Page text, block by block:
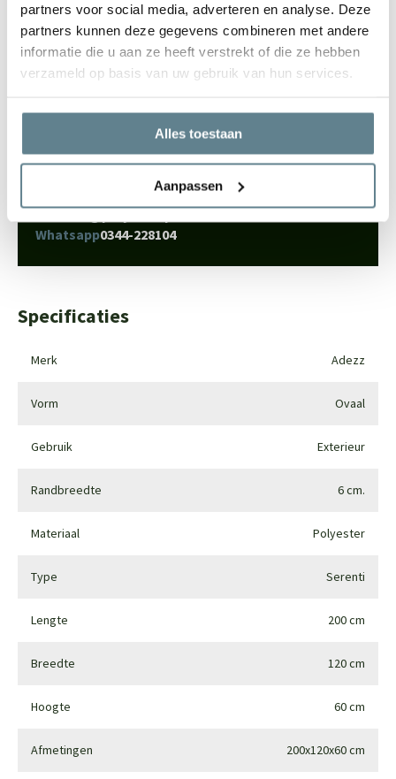
partners voor social media, adverteren en analyse. Deze
partners kunnen deze gegevens combineren met andere
informatie die u aan ze heeft verstrekt of die ze hebben
verzameld op basis van uw gebruik van hun services.
Alles toestaan
Aanpassen
We staan voor je klaar
team!
Mailinfo@polyesterplantenbakken.nl
Whatsapp0344-228104
Specificaties
Merk Adezz
Vorm Ovaal
Gebruik Exterieur
Randbreedte 6 cm.
Materiaal Polyester
Type Serenti
Lengte 200 cm
Breedte 120 cm
Hoogte 60 cm
Afmetingen 200x120x60 cm